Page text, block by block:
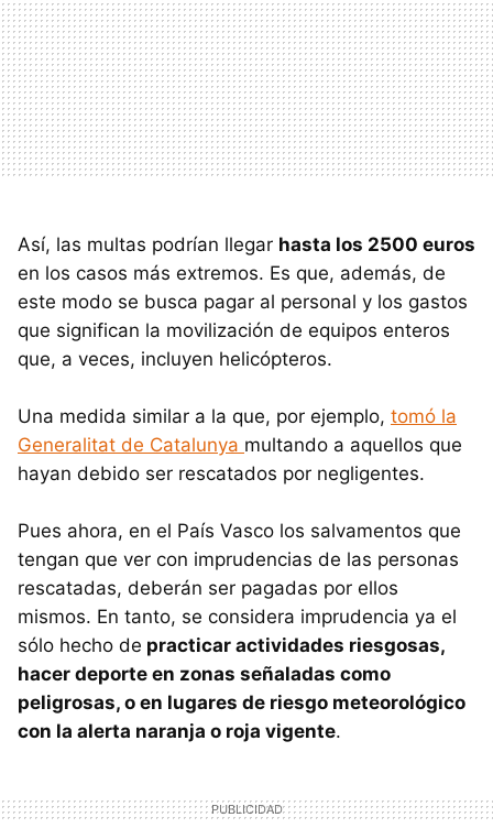
Así, las multas podrían llegar hasta los 2500 euros
en los casos más extremos. Es que, además, de
este modo se busca pagar al personal y los gastos
que significan la movilización de equipos enteros
que, a veces, incluyen helicópteros.
Una medida similar a la que, por ejemplo, tomó la
Generalitat de Catalunya multando a aquellos que
hayan debido ser rescatados por negligentes.
Pues ahora, en el País Vasco los salvamentos que
tengan que ver con imprudencias de las personas
rescatadas, deberán ser pagadas por ellos
mismos. En tanto, se considera imprudencia ya el
sólo hecho de practicar actividades riesgosas,
hacer deporte en zonas señaladas como
peligrosas, o en lugares de riesgo meteorológico
con la alerta naranja o roja vigente.